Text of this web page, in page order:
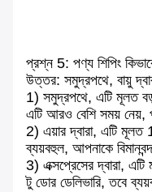
প্রশ্ন 5: পণ্য শিপিং
উত্তর: সমুদ্রপথে, বায়ু
1) সমুদ্রপথে, এটি মূলত
এটি আরও বেশি সময় নেয়,
2) এয়ার দ্বারা, এটি
ব্যয়বহুল, আপনাকে
3) এক্সপ্রেসের দ্বারা,
টু ডোর ডেলিভারি, তবে